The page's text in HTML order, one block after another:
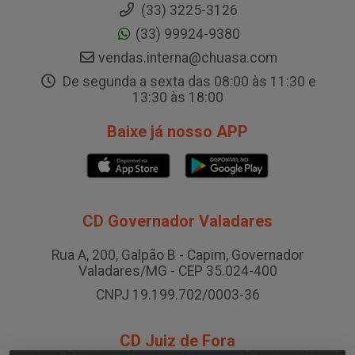
(33) 3225-3126
(33) 99924-9380
vendas.interna@chuasa.com
De segunda a sexta das 08:00 às 11:30 e
13:30 às 18:00
Baixe já nosso APP
CD Governador Valadares
Rua A, 200, Galpão B - Capim, Governador
Valadares/MG - CEP 35.024-400
CNPJ 19.199.702/0003-36
CD Juiz de Fora